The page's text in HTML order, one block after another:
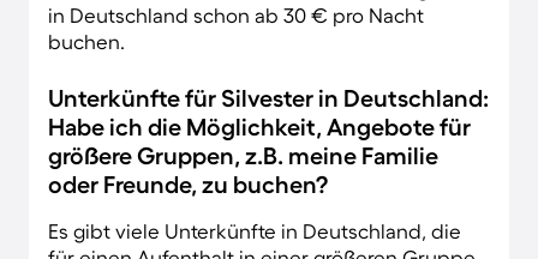
in Deutschland schon ab 30 € pro Nacht
buchen.
Unterkünfte für Silvester in Deutschland:
Habe ich die Möglichkeit, Angebote für
größere Gruppen, z.B. meine Familie
oder Freunde, zu buchen?
Es gibt viele Unterkünfte in Deutschland, die